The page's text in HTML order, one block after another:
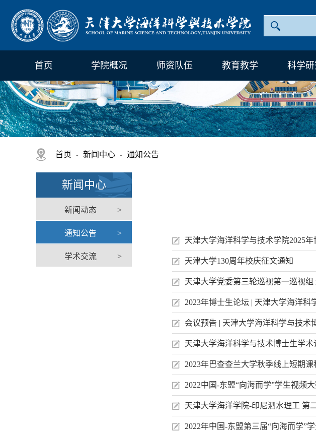
首页 学院概况 师资队伍 教育教学 科学
首页 - 新闻中心 - 通知公告
天津大学海洋科学与技术学院2025
天津大学130周年校庆征文通知
天津大学党委第三轮巡视第一巡视
2023年博士生论坛 | 天津大学海洋
会议预告 | 天津大学海洋科学与技
天津大学海洋科学与技术博士生学
2023年巴查查兰大学秋季线上短期课
2022中国-东盟“向海而学”学生视频
天津大学海洋学院-印尼泗水理工 第
2022年中国-东盟第三届“向海而学”
新闻中心
新闻动态 >
通知公告 >
学术交流 >